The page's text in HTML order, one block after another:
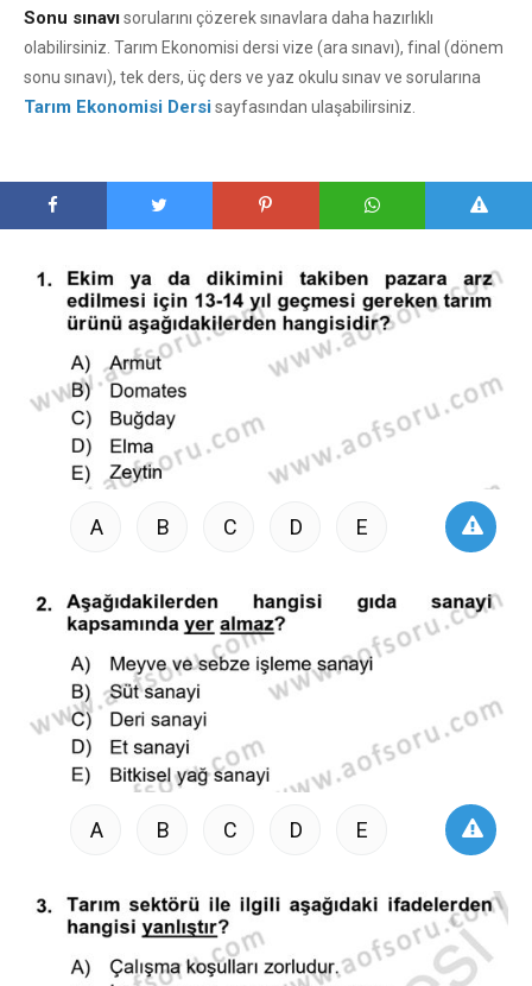
Sonu sınavısorularını çözerek sınavlara daha hazırlıklı
olabilirsiniz. Tarım Ekonomisi dersi vize (ara sınavı), final (dönem
sonu sınavı), tek ders, üç ders ve yaz okulu sınav ve sorularına
Tarım Ekonomisi Dersisayfasından ulaşabilirsiniz.
A B C D E
A B C D E